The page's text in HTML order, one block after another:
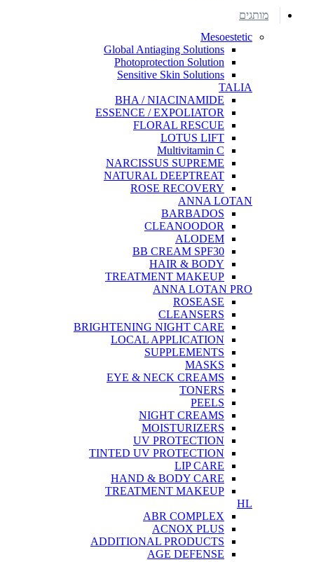
מותגים
Mesoestetic
Global Antiaging Solutions
Photoprotection Solution
Sensitive Skin Solutions
TALIA
BHA / NIACINAMIDE
ESSENCE / EXPOLIATOR
FLORAL RESCUE
LOTUS LIFT
Multivitamin C
NARCISSUS SUPREME
NATURAL DEEPTREAT
ROSE RECOVERY
ANNA LOTAN
BARBADOS
CLEANOODOR
ALODEM
BB CREAM SPF30
HAIR & BODY
TREATMENT MAKEUP
ANNA LOTAN PRO
ROSEASE
CLEANSERS
BRIGHTENING NIGHT CARE
LOCAL APPLICATION
SUPPLEMENTS
MASKS
EYE & NECK CREAMS
TONERS
PEELS
NIGHT CREAMS
MOISTURIZERS
UV PROTECTION
TINTED UV PROTECTION
LIP CARE
HAND & BODY CARE
TREATMENT MAKEUP
HL
ABR COMPLEX
ACNOX PLUS
ADDITIONAL PRODUCTS
AGE DEFENSE